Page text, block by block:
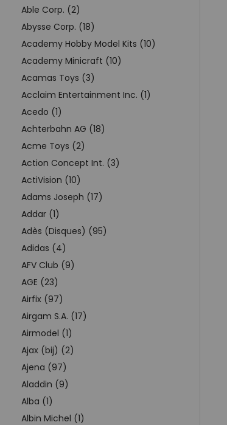
Able Corp. (2)
Abysse Corp. (18)
Academy Hobby Model Kits (10)
Academy Minicraft (10)
Acamas Toys (3)
Acclaim Entertainment Inc. (1)
Acedo (1)
Achterbahn AG (18)
Acme Toys (2)
Action Concept Int. (3)
ActiVision (10)
Adams Joseph (17)
Addar (1)
Adès (Disques) (95)
Adidas (4)
AFV Club (9)
AGE (23)
Airfix (97)
Airgam S.A. (17)
Airmodel (1)
Ajax (bij) (2)
Ajena (97)
Aladdin (9)
Alba (1)
Albin Michel (1)